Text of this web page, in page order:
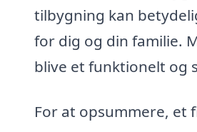
tilbygning kan
for dig og din familie.
blive et funktionelt og
For at opsummere, et